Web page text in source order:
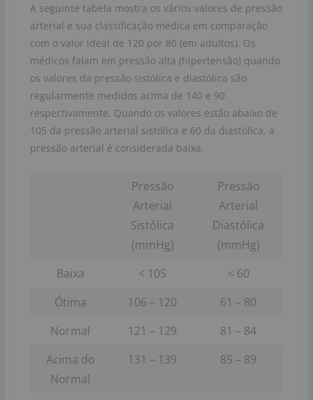
A seguinte tabela mostra os vários valores de pressão
arterial e sua classificação médica em comparação
com o valor ideal de 120 por 80 (em adultos). Os
médicos falam em pressão alta (hipertensão) quando
os valores da pressão sistólica e diastólica são
regularmente medidos acima de 140 e 90
respectivamente. Quando os valores estão abaixo de
105 da pressão arterial sistólica e 60 da diastólica, a
pressão arterial é considerada baixa.
Pressão
Arterial
Sistólica
(mmHg)
Pressão
Arterial
Diastólica
(mmHg)
Baixa
< 105
< 60
Ótima
106 – 120
61 – 80
Normal
121 – 129
81 – 84
Acima do
Normal
131 – 139 85 – 89